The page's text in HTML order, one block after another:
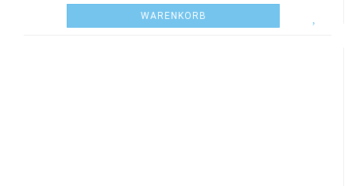
WARENKORB